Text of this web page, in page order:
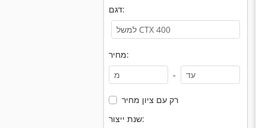
דגם:
מחיר:
-
רק עם ציון מחיר
שנת ייצור: